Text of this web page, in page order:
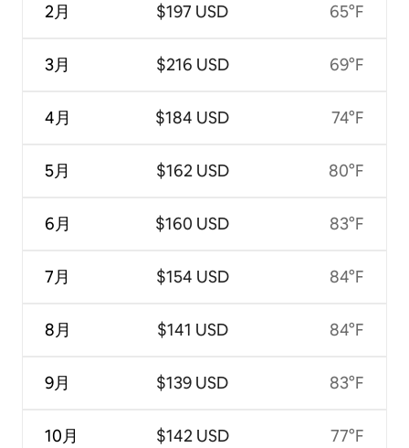
2月
3月
4月
5月
6月
7月
8月
9月
10月
$197 USD
$216 USD
$184 USD
$162 USD
$160 USD
$154 USD
$141 USD
$139 USD
$142 USD
65°F
69°F
74°F
80°F
83°F
84°F
84°F
83°F
77°F